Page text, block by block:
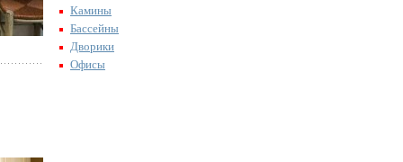
Камины
Бассейны
Дворики
Офисы